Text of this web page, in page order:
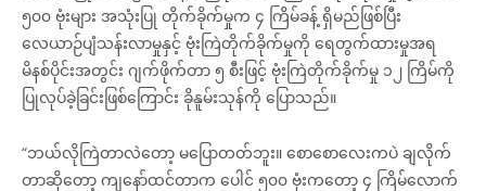
၅၀၀ ဗုံးများ အသုံးပြု တိုက်ခိုက်မှုက ၄ ကြိမ်ခန့် ရှိမည်ဖြစ်ပြီး
လေယာဉ်ပျံသန်းလာမှုနှင့် ဗုံးကြဲတိုက်ခိုက်မှုကို ရေတွက်ထားမှုအရ
မိနစ်ပိုင်းအတွင်း ဂျက်ဖိုက်တာ ၅ စီးဖြင့် ဗုံးကြဲတိုက်ခိုက်မှု ၁၂ ကြိမ်ကို
ပြုလုပ်ခဲ့ခြင်းဖြစ်ကြောင်း ခိုနူမ်းသုန်ကို ပြောသည်။
“ဘယ်လိုကြဲတာလဲတော့ မပြောတတ်ဘူး။ စောစောလေးကပဲ ချလိုက်
တာဆိုတော့ ကျနော်ထင်တာက ပေါင် ၅၀၀ ဗုံးကတော့ ၄ ကြိမ်လောက်